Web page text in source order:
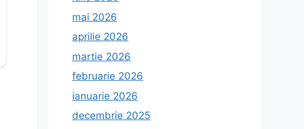
mai 2026
aprilie 2026
martie 2026
februarie 2026
ianuarie 2026
decembrie 2025